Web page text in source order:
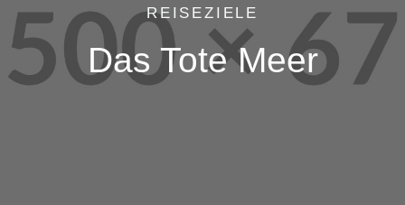
REISEZIELE
Das Tote Meer